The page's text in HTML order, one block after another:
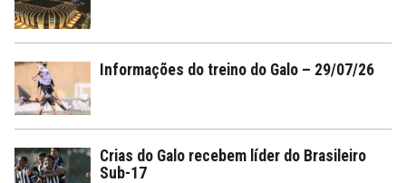
Informações do treino do Galo – 29/07/26
Crias do Galo recebem líder do Brasileiro
Sub-17